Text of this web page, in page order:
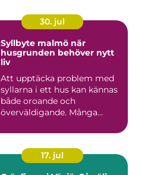
30. jul
Syllbyte malmö när
husgrunden behöver nytt
liv
Att upptäcka problem med
syllarna i ett hus kan kännas
både oroande och
överväldigande. Många
17. jul